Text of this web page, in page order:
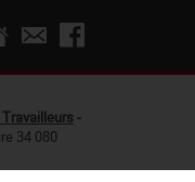
-
34 080